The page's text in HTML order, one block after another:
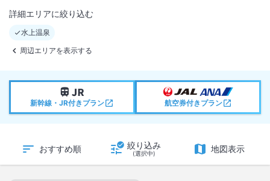
詳細エリアに絞り込む
水上温泉
周辺エリアを表示する
新幹線・JR付きプラン 航空券付きプラン
おすすめ順 絞り込み
(選択中) 地図表示